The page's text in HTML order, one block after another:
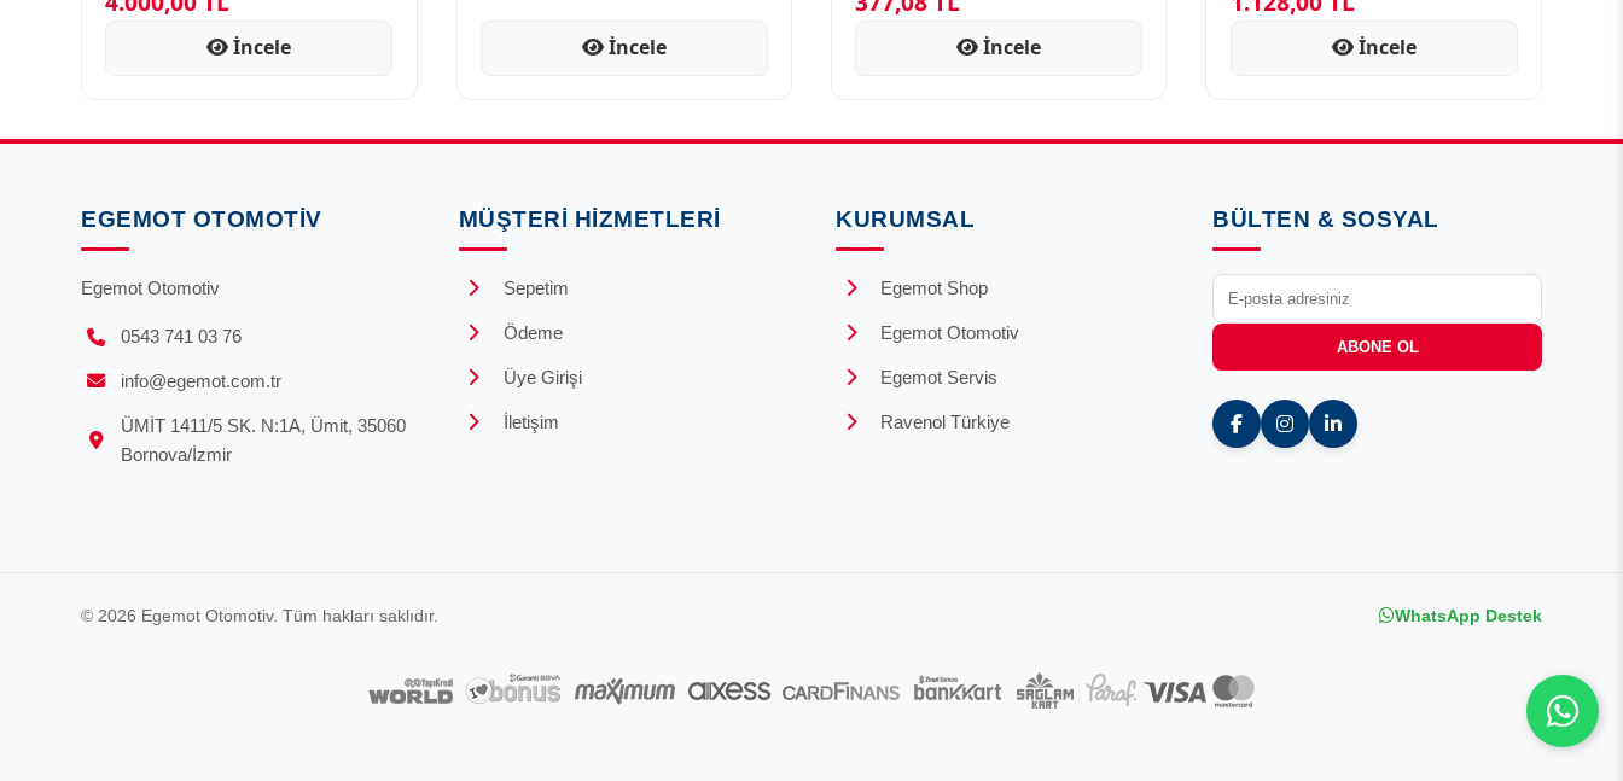
İncele İncele İncele İncele
EGEMOT OTOMOTIV
Egemot Otomotiv
0543 741 03 76
info@egemot.com.tr
ÜMİT 1411/5 SK. N:1A, Ümit, 35060
Bornova/İzmir
MÜŞTERI HIZMETLERI
Sepetim
Ödeme
Üye Girişi
İletişim
KURUMSAL
Egemot Shop
Egemot Otomotiv
Egemot Servis
Ravenol Türkiye
BÜLTEN & SOSYAL
ABONE OL
© 2026 Egemot Otomotiv. Tüm hakları saklıdır. WhatsApp Destek